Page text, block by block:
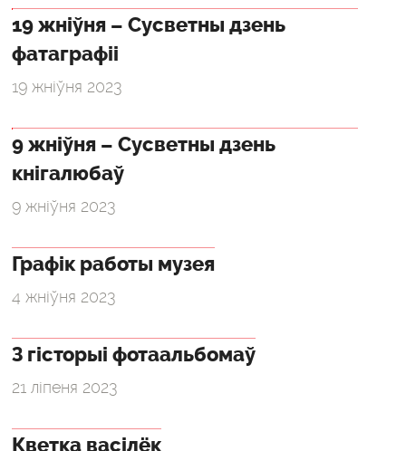
19 жніўня – Сусветны дзень
фатаграфіі
19 жніўня 2023
9 жніўня – Сусветны дзень
кнігалюбаў
9 жніўня 2023
Графік работы музея
4 жніўня 2023
З гісторыі фотаальбомаў
21 ліпеня 2023
Кветка васілёк